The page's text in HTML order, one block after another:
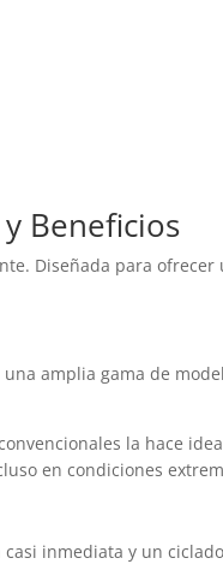
Beneficios
Diseñada para ofrecer
amplia gama de
la hace
en condiciones
inmediata y un